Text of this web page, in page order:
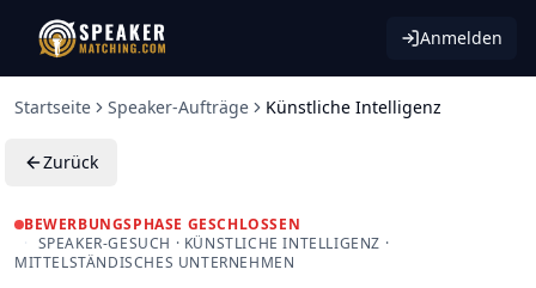
Anmelden
Startseite Speaker-Aufträge Künstliche Intelligenz
Zurück
BEWERBUNGSPHASE GESCHLOSSEN
· SPEAKER-GESUCH · KÜNSTLICHE INTELLIGENZ ·
MITTELSTÄNDISCHES UNTERNEHMEN